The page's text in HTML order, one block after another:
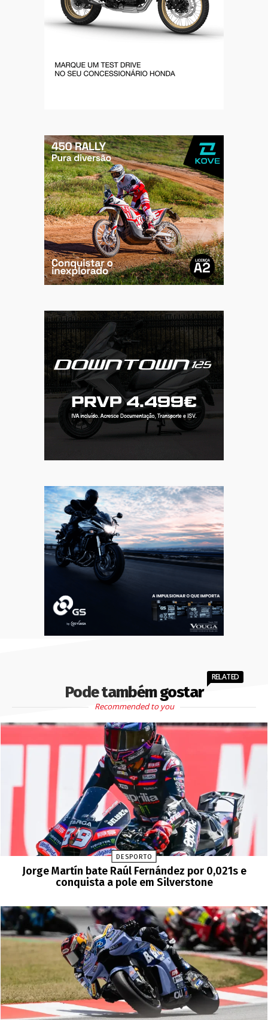
Pode também gostar
RELATED
Recommended to you
DESPORTO
Jorge Martín bate Raúl Fernández por 0,021s e
conquista a pole em Silverstone